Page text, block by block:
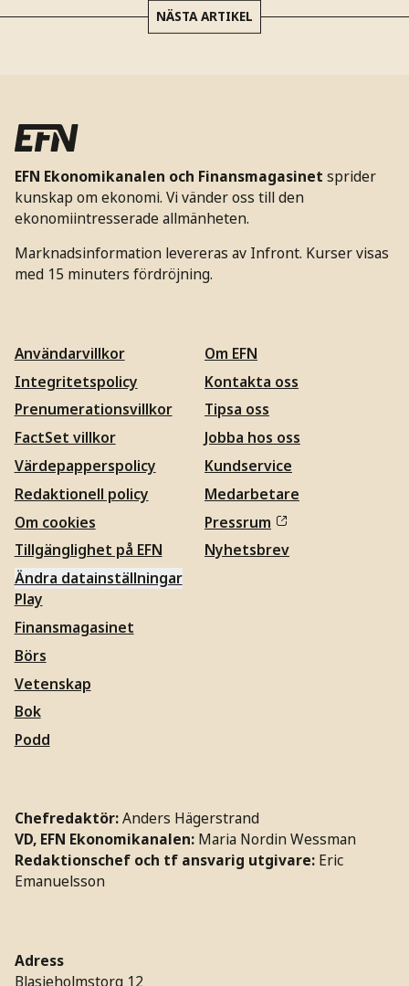
NÄSTA ARTIKEL
EFN Ekonomikanalen och Finansmagasinet sprider
kunskap om ekonomi. Vi vänder oss till den
ekonomiintresserade allmänheten.
Marknadsinformation levereras av Infront. Kurser visas
med 15 minuters fördröjning.
Användarvillkor
Integritetspolicy
Prenumerationsvillkor
FactSet villkor
Värdepapperspolicy
Redaktionell policy
Om cookies
Tillgänglighet på EFN
Ändra datainställningar
Om EFN
Kontakta oss
Tipsa oss
Jobba hos oss
Kundservice
Medarbetare
Pressrum
Nyhetsbrev
Play
Finansmagasinet
Börs
Vetenskap
Bok
Podd
Chefredaktör:Anders Hägerstrand
VD, EFN Ekonomikanalen: Maria Nordin Wessman
Redaktionschef och tf ansvarig utgivare: Eric
Emanuelsson
Adress
Blasieholmstorg 12